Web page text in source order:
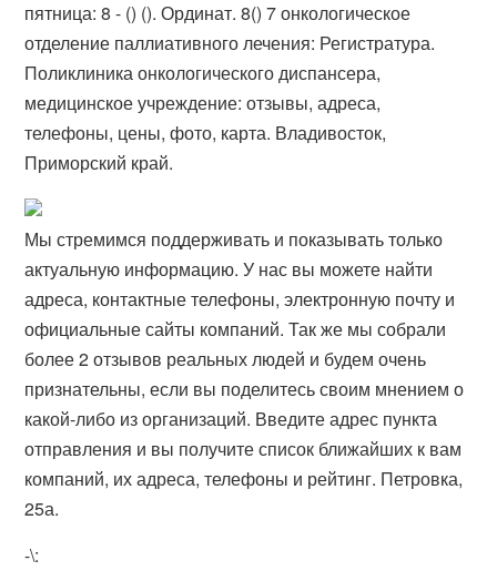
пятница: 8 - () (). Ординат. 8() 7 онкологическое
отделение паллиативного лечения: Регистратура.
Поликлиника онкологического диспансера,
медицинское учреждение: отзывы, адреса,
телефоны, цены, фото, карта. Владивосток,
Приморский край.
Мы стремимся поддерживать и показывать только
актуальную информацию. У нас вы можете найти
адреса, контактные телефоны, электронную почту и
официальные сайты компаний. Так же мы собрали
более 2 отзывов реальных людей и будем очень
признательны, если вы поделитесь своим мнением о
какой-либо из организаций. Введите адрес пункта
отправления и вы получите список ближайших к вам
компаний, их адреса, телефоны и рейтинг. Петровка,
25а.
-\: